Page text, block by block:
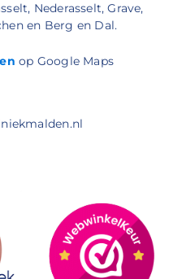
Nederasselt, Grave,
en Berg en Dal.
op Google Maps